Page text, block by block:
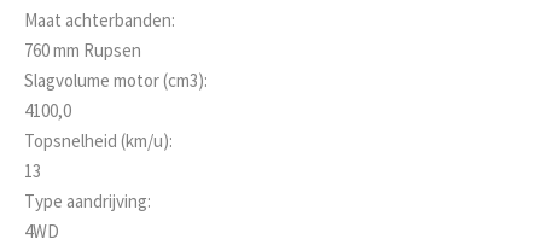
Maat achterbanden:
760 mm Rupsen
Slagvolume motor (cm3):
4100,0
Topsnelheid (km/u):
13
Type aandrijving:
4WD